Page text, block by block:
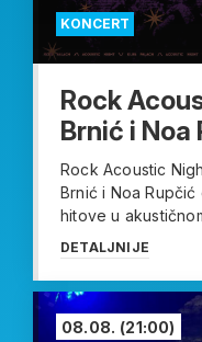
KONCERT
Rock
Brnić i Noa
Rock Acoustic
Brnić i Noa
hitove u
DETALJNIJE
08.08. (21:00)